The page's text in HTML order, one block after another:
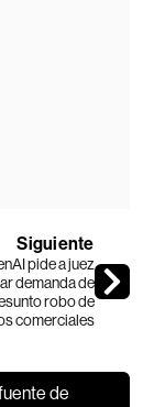
Siguiente
pide a juez
demanda de
robo de
comerciales
de